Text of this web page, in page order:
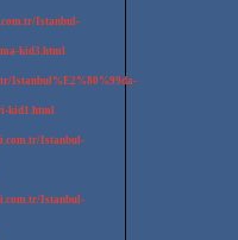
Istanbul-
kid3.html
Istanbul%E2%80%99da-
kid1.html
Istanbul-
Istanbul-